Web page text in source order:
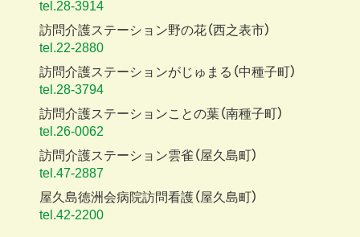
tel.28-3914
訪問介護ステーション野の花（西之表市）
tel.22-2880
訪問介護ステーションがじゅまる（中種子町）
tel.28-3794
訪問介護ステーションことの葉（南種子町）
tel.26-0062
訪問介護ステーション雲雀（屋久島町）
tel.47-2887
屋久島徳洲会病院訪問看護（屋久島町）
tel.42-2200